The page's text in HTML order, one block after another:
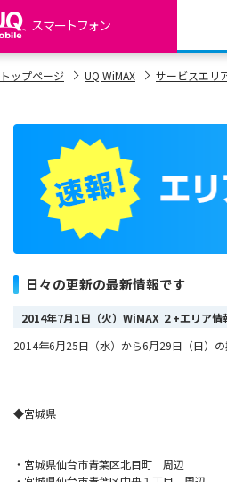
スマートフォン
my UQ WiMAX
My UQ mobile
UQ mobile ご契約の方
UQ mobile
データチャージサイト
トップページ UQ WiMAX サービスエリ
日々の更新の最新情報です
2014年7月1日（火）WiMAX ２+エリア情
2014年6月25日（水）から6月29日（日）
◆宮城県
・宮城県仙台市青葉区北目町 周辺